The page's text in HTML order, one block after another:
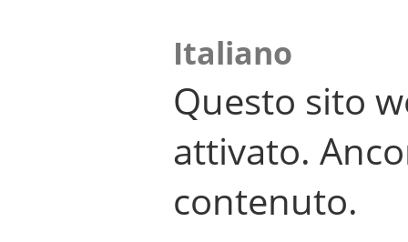
Italiano
Questo sito
attivato.
contenuto.